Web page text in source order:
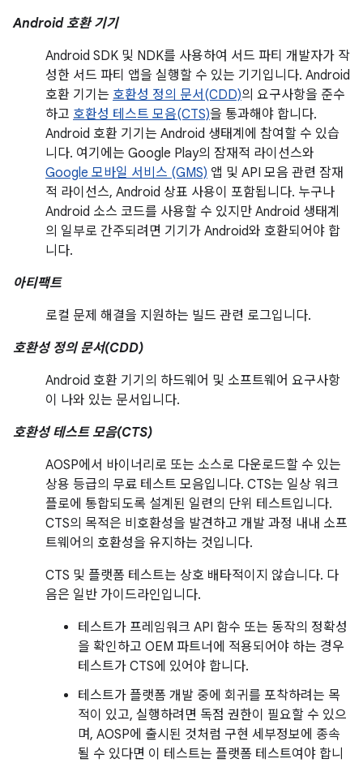
Android 호환 기기
Android SDK 및 NDK를 사용하여 서드 파티 개발자가 작
성한 서드 파티 앱을 실행할 수 있는 기기입니다. Android
호환 기기는 호환성 정의 문서(CDD)의 요구사항을 준수
하고 호환성 테스트 모음(CTS)을 통과해야 합니다.
Android 호환 기기는 Android 생태계에 참여할 수 있습
니다. 여기에는 Google Play의 잠재적 라이선스와
Google 모바일 서비스 (GMS) 앱 및 API 모음 관련 잠재
적 라이선스, Android 상표 사용이 포함됩니다. 누구나
Android 소스 코드를 사용할 수 있지만 Android 생태계
의 일부로 간주되려면 기기가 Android와 호환되어야 합
니다.
아티팩트
로컬 문제 해결을 지원하는 빌드 관련 로그입니다.
호환성 정의 문서(CDD)
Android 호환 기기의 하드웨어 및 소프트웨어 요구사항
이 나와 있는 문서입니다.
호환성 테스트 모음(CTS)
AOSP에서 바이너리로 또는 소스로 다운로드할 수 있는
상용 등급의 무료 테스트 모음입니다. CTS는 일상 워크
플로에 통합되도록 설계된 일련의 단위 테스트입니다.
CTS의 목적은 비호환성을 발견하고 개발 과정 내내 소프
트웨어의 호환성을 유지하는 것입니다.
CTS 및 플랫폼 테스트는 상호 배타적이지 않습니다. 다
음은 일반 가이드라인입니다.
테스트가 프레임워크 API 함수 또는 동작의 정확성
을 확인하고 OEM 파트너에 적용되어야 하는 경우
테스트가 CTS에 있어야 합니다.
테스트가 플랫폼 개발 중에 회귀를 포착하려는 목
적이 있고, 실행하려면 독점 권한이 필요할 수 있으
며, AOSP에 출시된 것처럼 구현 세부정보에 종속
될 수 있다면 이 테스트는 플랫폼 테스트여야 합니